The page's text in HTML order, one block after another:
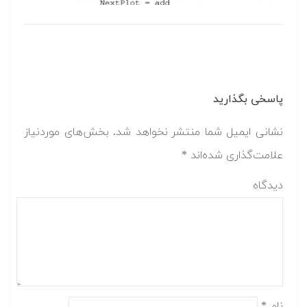
پاسخی بگذارید
نشانی ایمیل شما منتشر نخواهد شد. بخش‌های موردنیاز
علامت‌گذاری شده‌اند *
دیدگاه